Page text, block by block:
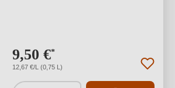
9,50 €*
12,67 €/L (0,75 L)